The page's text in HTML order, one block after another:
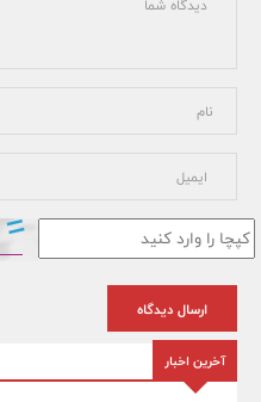
ارسال دیدگاه
آخرین اخبار